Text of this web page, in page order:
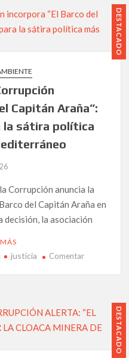
Gibraltar
un
un
informe
alerta
Andes
en
la
la
DESTACADO
Capitán Araña”:
la sátira política
Corrupción anuncia la
del Capitán Araña en
la asociación
justicia Comentaren
la
Corrupción
incorpora
“El
DESTACADO